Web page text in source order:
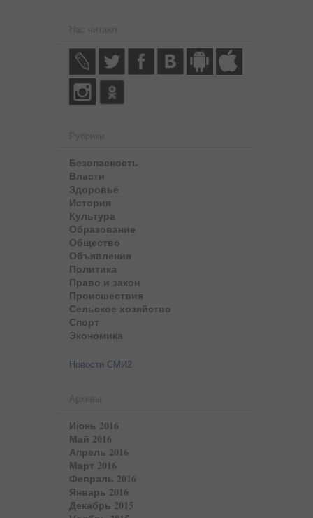
Нас читают
Рубрики
Безопасность
Власти
Здоровье
История
Культура
Образование
Общество
Объявления
Политика
Право и закон
Происшествия
Сельское хозяйство
Спорт
Экономика
Новости СМИ2
Архивы
Июнь 2016
Май 2016
Апрель 2016
Март 2016
Февраль 2016
Январь 2016
Декабрь 2015